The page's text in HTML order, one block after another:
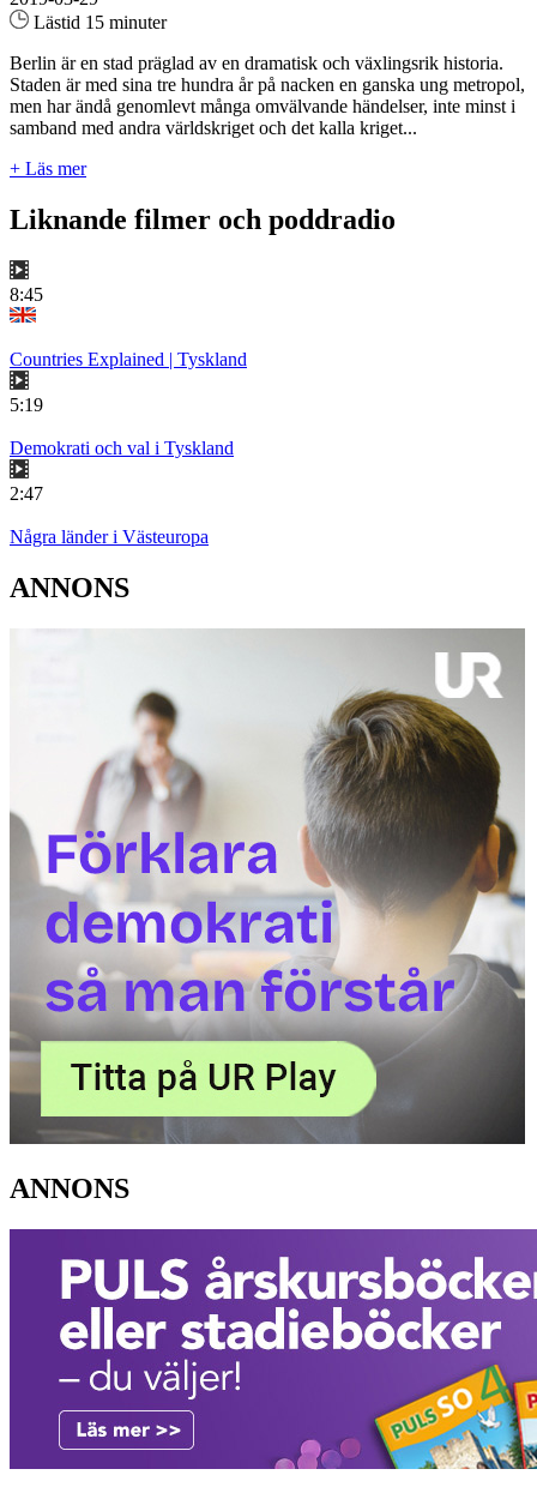
Lästid 15 minuter
Berlin är en stad präglad av en dramatisk och växlingsrik historia.
Staden är med sina tre hundra år på nacken en ganska ung metropol,
men har ändå genomlevt många omvälvande händelser, inte minst i
samband med andra världskriget och det kalla kriget...
+ Läs mer
Liknande filmer och poddradio
8:45
Countries Explained | Tyskland
5:19
Demokrati och val i Tyskland
2:47
Några länder i Västeuropa
ANNONS
ANNONS